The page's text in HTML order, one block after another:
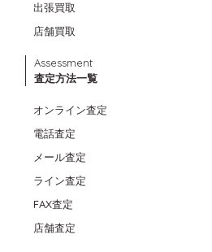
出張買取
店舗買取
Assessment
査定方法一覧
オンライン査定
電話査定
メール査定
ライン査定
FAX査定
店舗査定